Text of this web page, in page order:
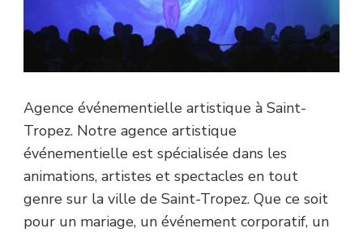
Agence événementielle artistique à Saint-
Tropez. Notre agence artistique
événementielle est spécialisée dans les
animations, artistes et spectacles en tout
genre sur la ville de Saint-Tropez. Que ce soit
pour un mariage, un événement corporatif, un